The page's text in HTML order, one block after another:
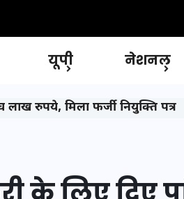
यूपी नेशनल
रुपये, मिला फर्जी नियुक्ति पत्र